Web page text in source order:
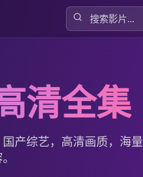
清全集
产综艺，高清画质，海量